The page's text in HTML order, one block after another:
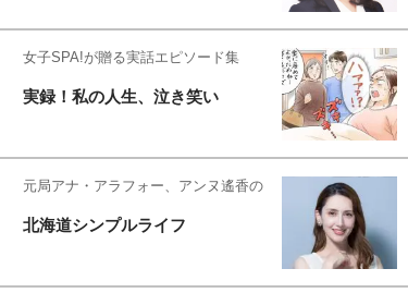
女子SPA!が贈る実話エピソード集
実録！私の人生、泣き笑い
元局アナ・アラフォー、アンヌ遙香の
北海道シンプルライフ